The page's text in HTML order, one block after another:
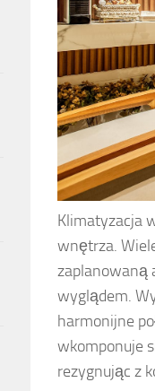
Klimatyzacja
wnętrza.
zaplanowaną
wyglądem.
harmonijne
wkomponuje
rezygnując z